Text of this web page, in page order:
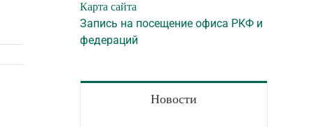
Карта сайта
Запись на посещение офиса РКФ и
федераций
Новости